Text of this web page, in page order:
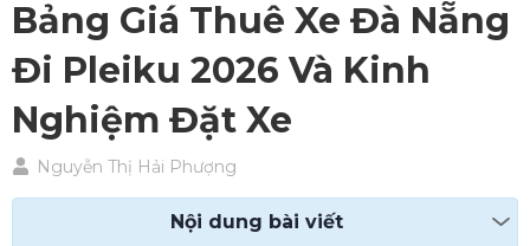
Bảng Giá Thuê Xe Đà Nẵng
Đi Pleiku 2026 Và Kinh
Nghiệm Đặt Xe
Nguyễn Thị Hải Phượng
Nội dung bài viết